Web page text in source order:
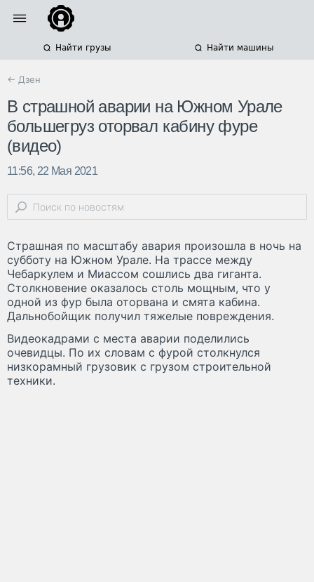
Найти грузы Найти машины
← Дзен
В страшной аварии на Южном Урале
большегруз оторвал кабину фуре
(видео)
11:56, 22 Мая 2021
Страшная по масштабу авария произошла в ночь на
субботу на Южном Урале. На трассе между
Чебаркулем и Миассом сошлись два гиганта.
Столкновение оказалось столь мощным, что у
одной из фур была оторвана и смята кабина.
Дальнобойщик получил тяжелые повреждения.
Видеокадрами с места аварии поделились
очевидцы. По их словам с фурой столкнулся
низкорамный грузовик с грузом строительной
техники.